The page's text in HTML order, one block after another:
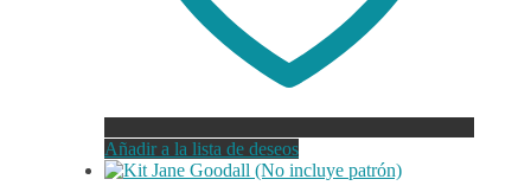
Añadir a la lista de deseos